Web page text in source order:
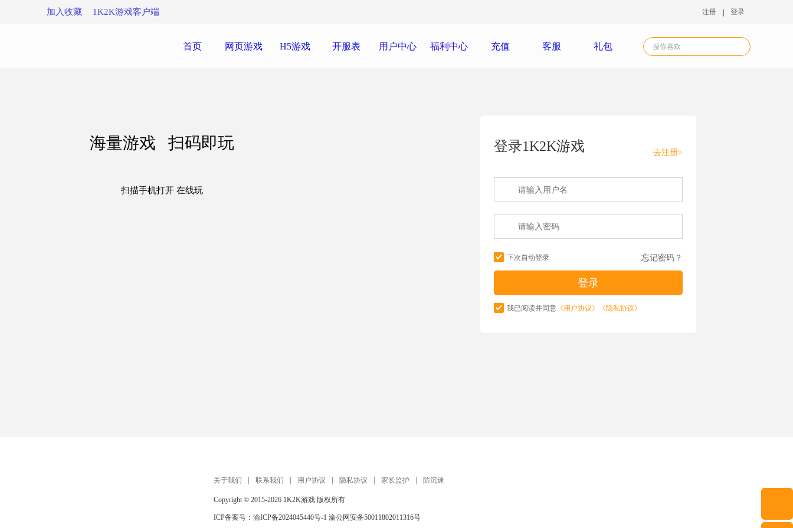
加入收藏 1K2K游戏客户端 注册 登录
首页 网页游戏 H5游戏 开服表 用户中心 福利中心 充值 客服 礼包
海量游戏 扫码即玩 登录1K2K游戏 去注册>
下次自动登录 忘记密码？
我已阅读并同意 《用户协议》 《隐私协议》
关于我们 联系我们 用户协议 隐私协议 家长监护 防沉迷
Copyright © 2015-2026 1K2K游戏 版权所有
ICP备案号： 渝ICP备2024045440号-1 渝公网安备50011802011316号